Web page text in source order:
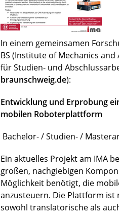
In einem gemeinsamen
BS (Institute of Mechanics
für Studien- und
braunschweig.de):
Entwicklung und Erprobung
mobilen Roboterplattform
Bachelor- / Studien- /
Ein aktuelles Projekt am IMA
großen, nachgiebigen
Möglichkeit benötigt, die
anzusteuern. Die Plattform ist
sowohl translatorische als